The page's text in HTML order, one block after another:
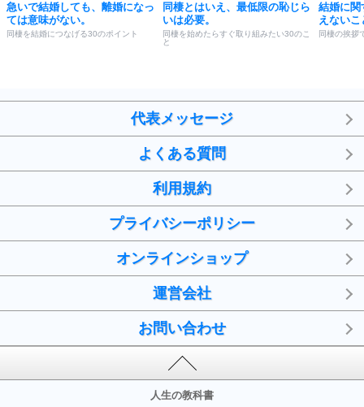
急いで結婚しても、離婚になっ
ては意味がない。
同棲を結婚につなげる30のポイント
同棲とはいえ、最低限の恥じら
いは必要。
同棲を始めたらすぐ取り組みたい30のこ
と
結婚に関
えないこ
同棲の挨拶
代表メッセージ
よくある質問
利用規約
プライバシーポリシー
オンラインショップ
運営会社
お問い合わせ
人生の教科書